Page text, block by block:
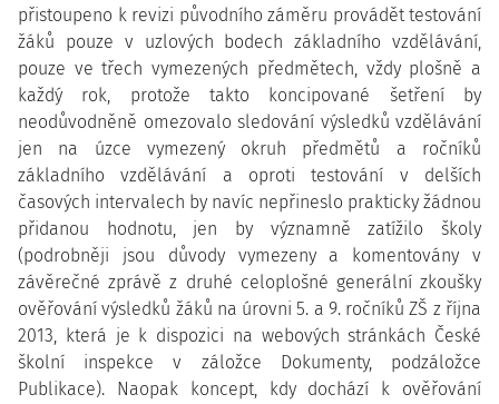
přistoupeno k revizi původního záměru provádět testování
žáků pouze v uzlových bodech základního vzdělávání,
pouze ve třech vymezených předmětech, vždy plošně a
každý rok, protože takto koncipované šetření by
neodůvodněně omezovalo sledování výsledků vzdělávání
jen na úzce vymezený okruh předmětů a ročníků
základního vzdělávání a oproti testování v delších
časových intervalech by navíc nepřineslo prakticky žádnou
přidanou hodnotu, jen by významně zatížilo školy
(podrobněji jsou důvody vymezeny a komentovány v
závěrečné zprávě z druhé celoplošné generální zkoušky
ověřování výsledků žáků na úrovni 5. a 9. ročníků ZŠ z října
2013, která je k dispozici na webových stránkách České
školní inspekce v záložce Dokumenty, podzáložce
Publikace). Naopak koncept, kdy dochází k ověřování